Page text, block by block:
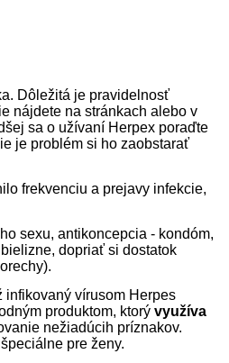
Dôležitá je pravidelnosť
nájdete na stránkach alebo v
sa o užívaní Herpex poraďte
je problém si ho zaobstarať
frekvenciu a prejavy infekcie,
sexu, antikoncepcia - kondóm,
dopriať si dostatok
infikovaný vírusom Herpes
produktom, ktorý využíva
nežiadúcih príznakov.
pre ženy.